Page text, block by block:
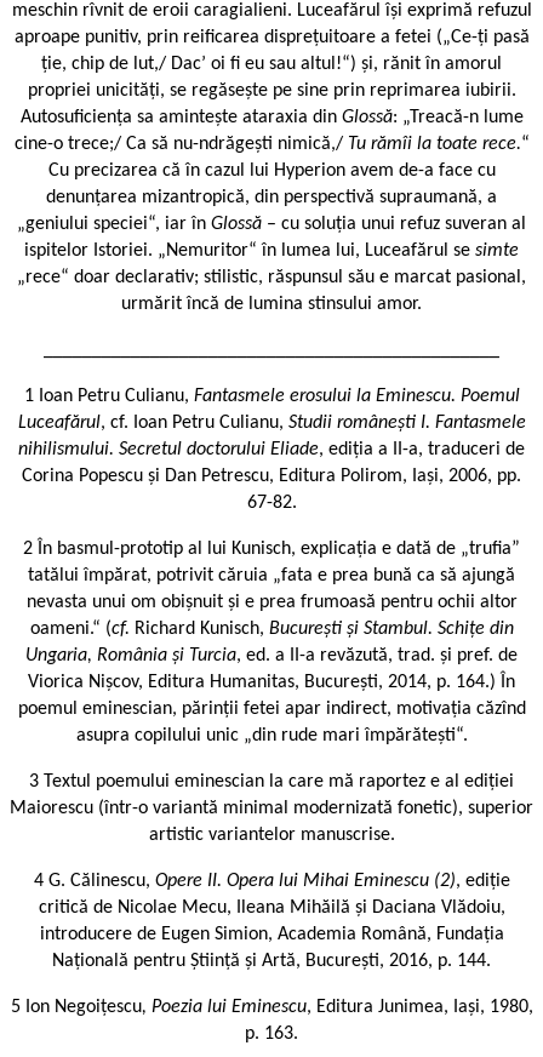
meschin rîvnit de eroii caragialieni. Luceafărul își exprimă refuzul
aproape punitiv, prin reificarea disprețuitoare a fetei („Ce-ți pasă
ție, chip de lut,/ Dac’ oi fi eu sau altul!“) și, rănit în amorul
propriei unicități, se regăsește pe sine prin reprimarea iubirii.
Autosuficiența sa amintește ataraxia din Glossă: „Treacă-n lume
cine-o trece;/ Ca să nu-ndrăgești nimică,/ Tu rămîi la toate rece.“
Cu precizarea că în cazul lui Hyperion avem de-a face cu
denunțarea mizantropică, din perspectivă supraumană, a
„geniului speciei“, iar în Glossă – cu soluția unui refuz suveran al
ispitelor Istoriei. „Nemuritor“ în lumea lui, Luceafărul se simte
„rece“ doar declarativ; stilistic, răspunsul său e marcat pasional,
urmărit încă de lumina stinsului amor.
1 Ioan Petru Culianu, Fantasmele erosului la Eminescu. Poemul
Luceafărul, cf. Ioan Petru Culianu, Studii românești I. Fantasmele
nihilismului. Secretul doctorului Eliade, ediția a II-a, traduceri de
Corina Popescu și Dan Petrescu, Editura Polirom, Iași, 2006, pp.
67-82.
2 În basmul-prototip al lui Kunisch, explicația e dată de „trufia”
tatălui împărat, potrivit căruia „fata e prea bună ca să ajungă
nevasta unui om obișnuit și e prea frumoasă pentru ochii altor
oameni.“ (cf. Richard Kunisch, București și Stambul. Schițe din
Ungaria, România și Turcia, ed. a II-a revăzută, trad. și pref. de
Viorica Nișcov, Editura Humanitas, București, 2014, p. 164.) În
poemul eminescian, părinții fetei apar indirect, motivația căzînd
asupra copilului unic „din rude mari împărătești“.
3 Textul poemului eminescian la care mă raportez e al ediției
Maiorescu (într-o variantă minimal modernizată fonetic), superior
artistic variantelor manuscrise.
4 G. Călinescu, Opere II. Opera lui Mihai Eminescu (2), ediție
critică de Nicolae Mecu, Ileana Mihăilă și Daciana Vlădoiu,
introducere de Eugen Simion, Academia Română, Fundația
Națională pentru Știință și Artă, București, 2016, p. 144.
5 Ion Negoițescu, Poezia lui Eminescu, Editura Junimea, Iași, 1980,
p. 163.